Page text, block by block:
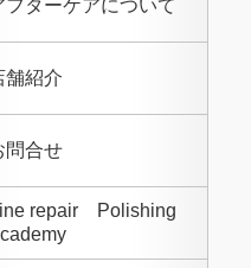
フターケアについて
舗紹介
問合せ
repair Polishing